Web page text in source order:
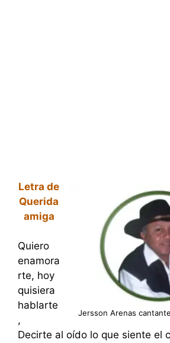
Jersson Arenas
Letra de
Querida
amiga
Quiero
enamora
rte, hoy
quisiera
hablarte
,
Decirte al oído lo que siente el